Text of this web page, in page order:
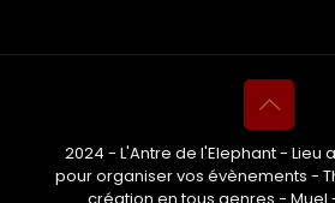
2024 - L'Antre de l'Elephant - Lieu
pour organiser vos évènements -